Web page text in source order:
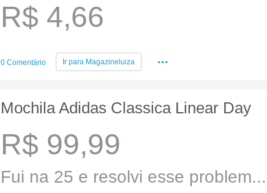
R$ 4,66
0 Comentário Ir para Magazineluiza ...
Mochila Adidas Classica Linear Day
R$ 99,99
Fui na 25 e resolvi esse problem...